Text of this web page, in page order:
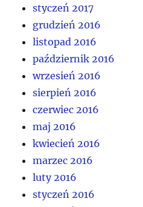
styczeń 2017
grudzień 2016
listopad 2016
październik 2016
wrzesień 2016
sierpień 2016
czerwiec 2016
maj 2016
kwiecień 2016
marzec 2016
luty 2016
styczeń 2016